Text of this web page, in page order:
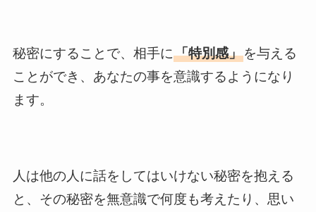
秘密にすることで、相手に「特別感」を与える
ことができ、あなたの事を意識するようになり
ます。
人は他の人に話をしてはいけない秘密を抱える
と、その秘密を無意識で何度も考えたり、思い